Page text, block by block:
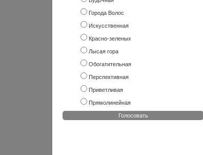
Города Волос
Искусственная
Красно-зеленых
Лысая гора
Обогатительная
Перспективная
Приветливая
Прямолинейная
Голосовать